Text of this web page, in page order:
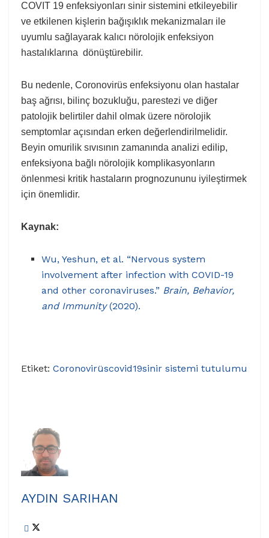
COVIT 19 enfeksiyonları sinir sistemini etkileyebilir
ve etkilenen kişlerin bağışıklık mekanizmaları ile
uyumlu sağlayarak kalıcı nörolojik enfeksiyon
hastalıklarına dönüştürebilir.
Bu nedenle, Coronovirüs enfeksiyonu olan hastalar
baş ağrısı, bilinç bozukluğu, parestezi ve diğer
patolojik belirtiler dahil olmak üzere nörolojik
semptomlar açısından erken değerlendirilmelidir.
Beyin omurilik sıvısının zamanında analizi edilip,
enfeksiyona bağlı nörolojik komplikasyonların
önlenmesi kritik hastaların prognozununu iyileştirmek
için önemlidir.
Kaynak:
Wu, Yeshun, et al. “Nervous system
involvement after infection with COVID-19
and other coronaviruses.” Brain, Behavior,
and Immunity(2020).
Etiket: Coronovirüscovid19sinir sistemi tutulumu
AYDIN SARIHAN